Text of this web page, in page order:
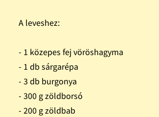
A leveshez:
- 1 közepes fej vöröshagyma
- 1 db sárgarépa
- 3 db burgonya
- 300 g zöldborsó
- 200 g zöldbab